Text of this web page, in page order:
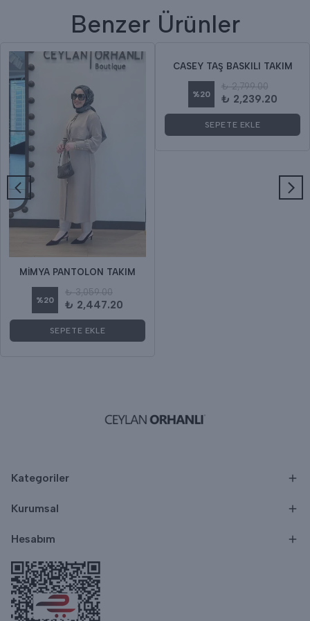
Benzer Ürünler
MİMYA PANTOLON TAKIM
%20
₺ 3,059.00
₺ 2,447.20
SEPETE EKLE
CASEY TAŞ BASKILI TAKIM
%20
₺ 2,799.00
₺ 2,239.20
SEPETE EKLE
Kategoriler
Kurumsal
Hesabım